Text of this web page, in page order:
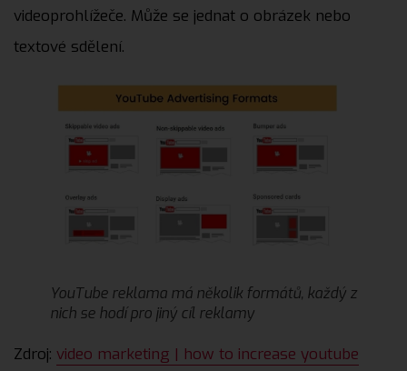
videoprohlížeče. Může se jednat o obrázek nebo
textové sdělení.
YouTube reklama má několik formátů, každý z
nich se hodí pro jiný cíl reklamy
Zdroj: video marketing | how to increase youtube